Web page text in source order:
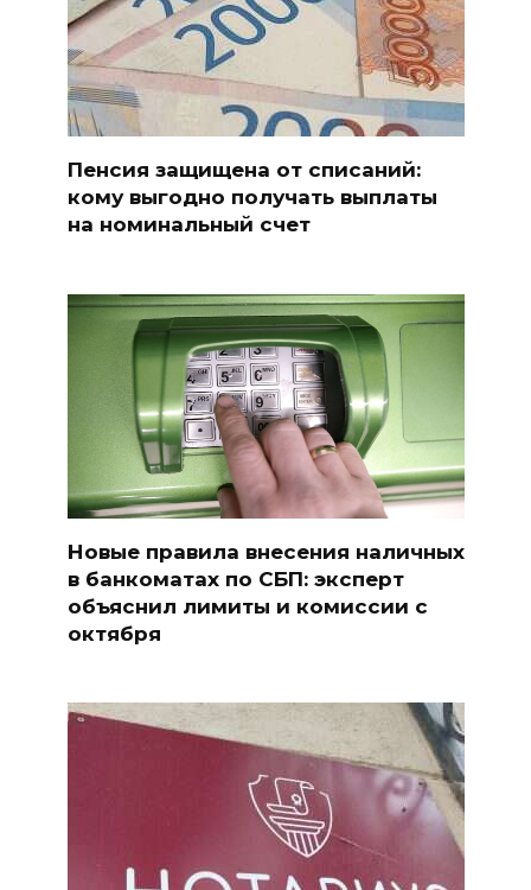
Пенсия защищена от списаний:
кому выгодно получать выплаты
на номинальный счет
Новые правила внесения наличных
в банкоматах по СБП: эксперт
объяснил лимиты и комиссии с
октября